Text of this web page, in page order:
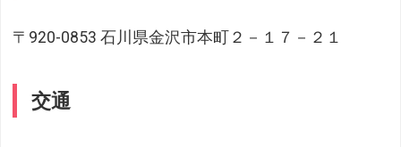
〒920-0853 石川県金沢市本町２－１７－２１
交通